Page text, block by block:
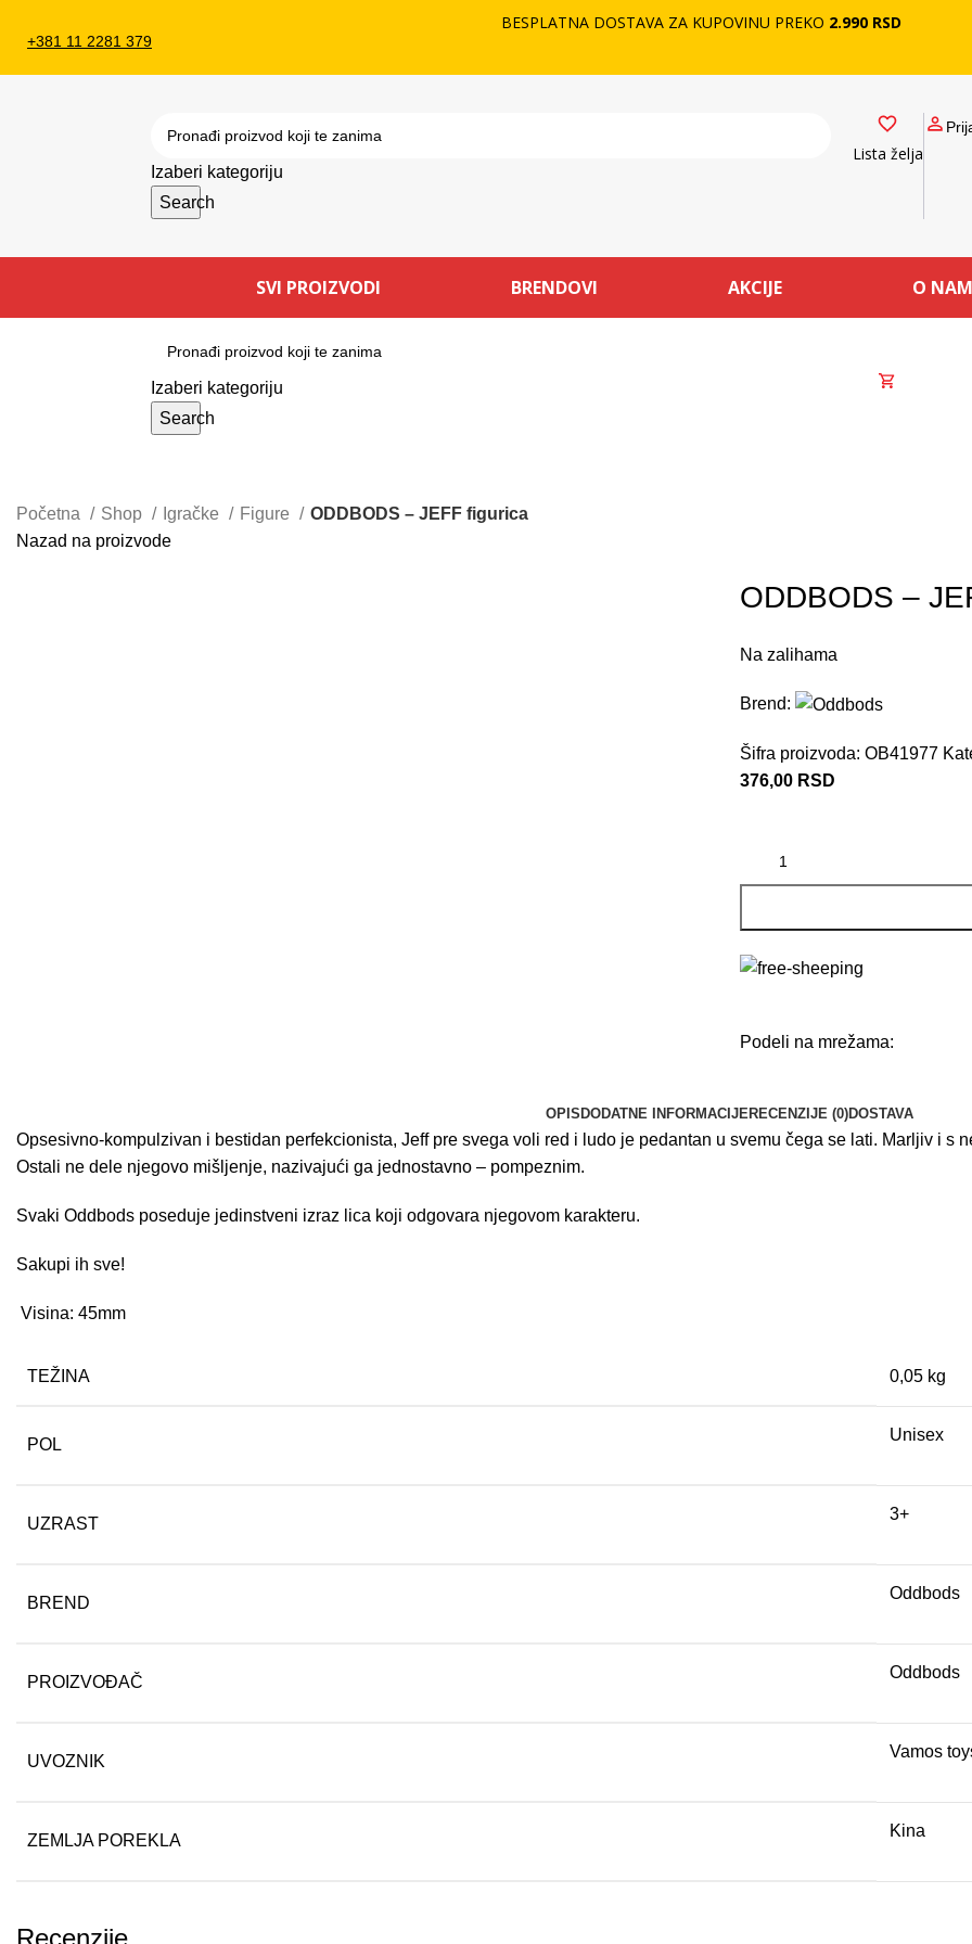
+381 11 2281 379
BESPLATNA DOSTAVA ZA KUPOVINU PREKO 2.990 RSD
Izaberi kategoriju
Search
Lista želja
SVI PROIZVODI BRENDOVI AKCIJE O
Izaberi kategoriju
Search
Početna Shop Igračke Figure
ODDBODS – JEFF figurica
Nazad na proizvode
ODDBODS –
Na zalihama
Brend:
Šifra proizvoda: OB41977
376,00 RSD
Podeli na mrežama:
OPIS DODATNE INFORMACIJERECENZIJE (0)DOSTAVA
Opsesivno-kompulzivan i bestidan perfekcionista, Jeff pre svega voli red i ludo je pedantan u svemu čega se lati. Marljiv i s
Ostali ne dele njegovo mišljenje, nazivajući ga jednostavno – pompeznim.
Svaki Oddbods poseduje jedinstveni izraz lica koji odgovara njegovom karakteru.
Sakupi ih sve!
Visina: 45mm
TEŽINA 0,05 kg
POL
Unisex
UZRAST
3+
BREND
Oddbods
PROIZVOĐAČ
Oddbods
UVOZNIK
Vamos
ZEMLJA POREKLA
Kina